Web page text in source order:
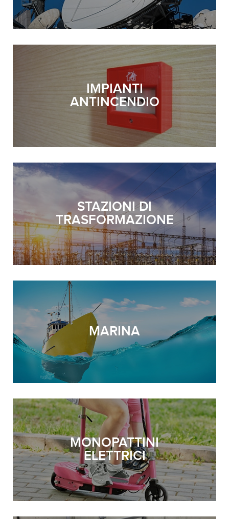
IMPIANTI
ANTINCENDIO
STAZIONI DI
TRASFORMAZIONE
MARINA
MONOPATTINI
ELETTRICI